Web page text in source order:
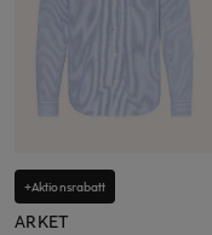
+Aktionsrabatt
ARKET